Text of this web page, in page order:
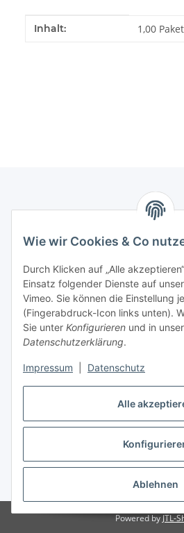
Alle
Ablehnen
Wie wir Cookies & Co
Durch Klicken auf „Alle
Einsatz folgender Dienste auf
Vimeo. Sie können die Einstellung
(Fingerabdruck-Icon links unten).
Sie unter Konfigurieren und in
Datenschutzerklärung.
Impressum Datenschutz
Produkteigenschaft
Wert
Inhalt: 1,00
Mein Konto
* Alle Preise inkl. gesetzlicher USt., zzgl.
Powered byJTL-